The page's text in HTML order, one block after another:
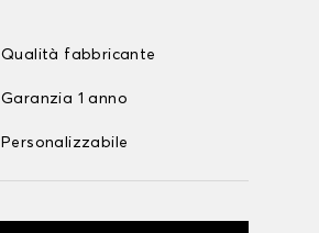
Qualità fabbricante
Garanzia 1 anno
Personalizzabile